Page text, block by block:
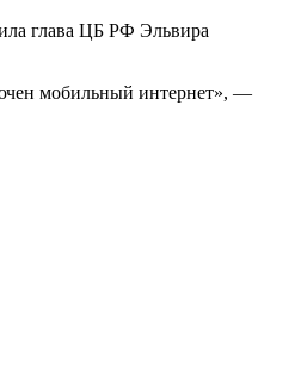
глава ЦБ РФ Эльвира
мобильный интернет», —